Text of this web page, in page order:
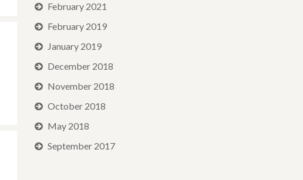
February 2021
February 2019
January 2019
December 2018
November 2018
October 2018
May 2018
September 2017